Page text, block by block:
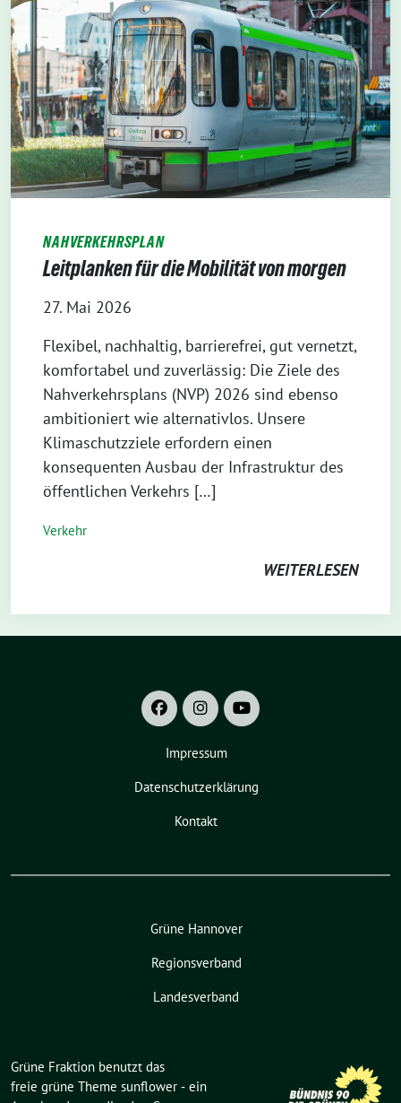
NAHVERKEHRSPLAN
Leitplanken für die Mobilität von morgen
27. Mai 2026
Flexibel, nachhaltig, barrierefrei, gut vernetzt,
komfortabel und zuverlässig: Die Ziele des
Nahverkehrsplans (NVP) 2026 sind ebenso
ambitioniert wie alternativlos. Unsere
Klimaschutzziele erfordern einen
konsequenten Ausbau der Infrastruktur des
öffentlichen Verkehrs […]
Verkehr
WEITERLESEN
Impressum
Datenschutzerklärung
Kontakt
Grüne Hannover
Regionsverband
Landesverband
Grüne Fraktion benutzt das
freie grüne Theme sunflower ‐ ein